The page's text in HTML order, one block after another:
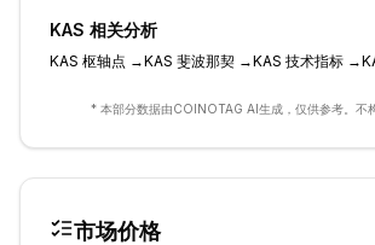
KAS 相关分析
KAS 枢轴点 →KAS 斐波那契 →KAS 技术指标 →
* 本部分数据由COINOTAG AI生成，仅供参考。不
市场价格